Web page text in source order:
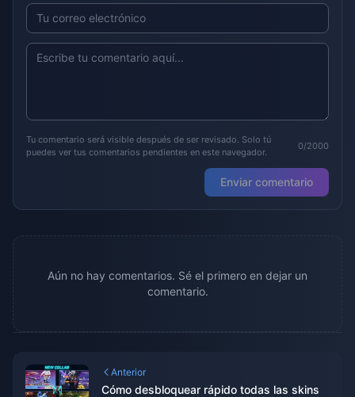
Tu comentario será visible después de ser revisado. Solo tú
puedes ver tus comentarios pendientes en este navegador.
0/2000
Enviar comentario
Aún no hay comentarios. Sé el primero en dejar un
comentario.
Anterior
Cómo desbloquear rápido todas las skins